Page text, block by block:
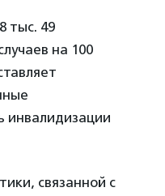
тыс. 49
на 100
инвалидизации
связанной с